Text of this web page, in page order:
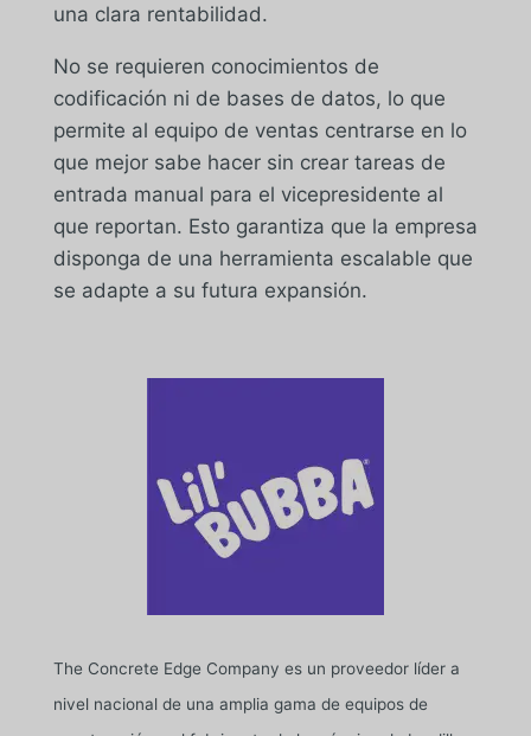
una clara rentabilidad.
No se requieren conocimientos de
codificación ni de bases de datos, lo que
permite al equipo de ventas centrarse en lo
que mejor sabe hacer sin crear tareas de
entrada manual para el vicepresidente al
que reportan. Esto garantiza que la empresa
disponga de una herramienta escalable que
se adapte a su futura expansión.
The Concrete Edge Company es un proveedor líder a
nivel nacional de una amplia gama de equipos de